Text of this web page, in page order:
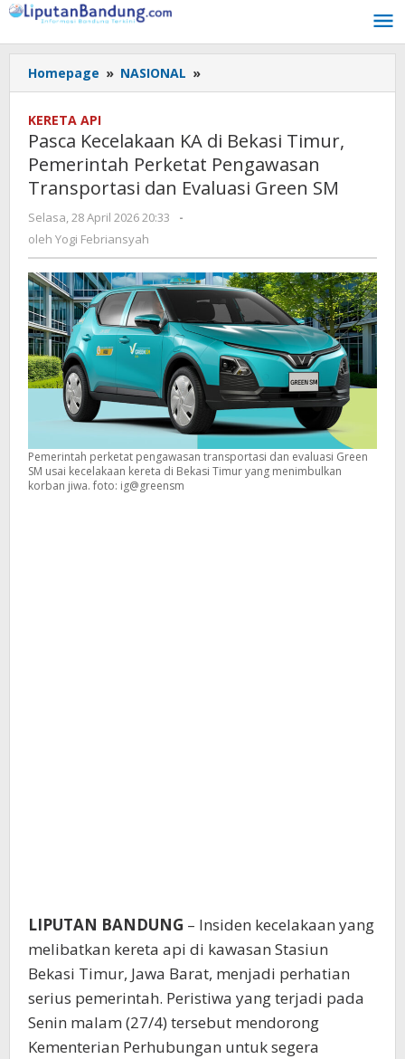
Lewati
konten
Homepage » NASIONAL »
Kecelakaan
Bekasi
Timur,
Pemerintah
dan
Evaluasi
Green
SM
KERETA API
Pasca Kecelakaan KA di Bekasi Timur,
Pemerintah Perketat Pengawasan
Transportasi dan Evaluasi Green SM
Selasa, 28 April 2026 20:33
oleh
-
oleh Yogi Febriansyah
Pemerintah perketat pengawasan transportasi dan evaluasi Green
SM usai kecelakaan kereta di Bekasi Timur yang menimbulkan
korban jiwa. foto: ig@greensm
LIPUTAN BANDUNG – Insiden kecelakaan yang
melibatkan kereta api di kawasan Stasiun
Bekasi Timur, Jawa Barat, menjadi perhatian
serius pemerintah. Peristiwa yang terjadi pada
Senin malam (27/4) tersebut mendorong
Kementerian Perhubungan untuk segera